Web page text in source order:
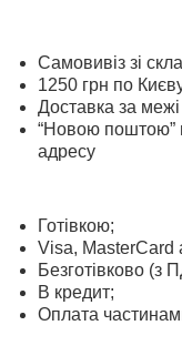
Самовивіз зі
1250 грн по
Доставка за
“Новою поштою”
адресу
Готівкою;
Visa, MasterСard
Безготівково (з
В кредит;
Оплата